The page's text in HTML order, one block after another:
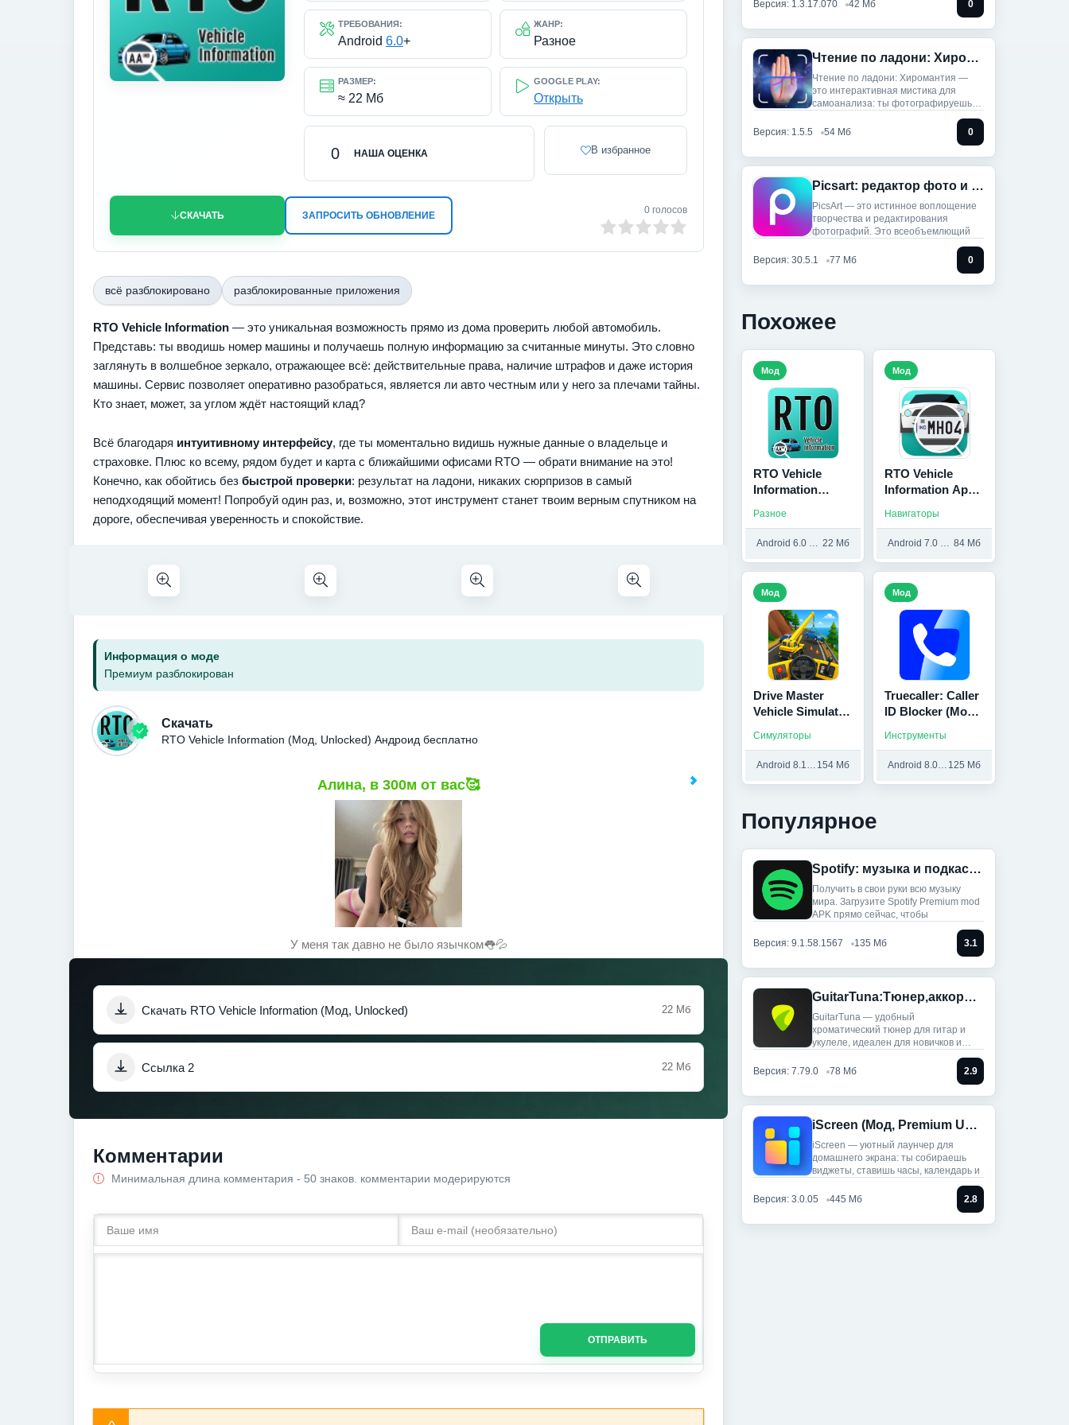
ТРЕБОВАНИЯ:
Android 6.0+
ЖАНР:
Разное
РАЗМЕР:
≈ 22 Мб
GOOGLE PLAY:
Открыть
НАША ОЦЕНКА
0 В избранное
СКАЧАТЬ ЗАПРОСИТЬ ОБНОВЛЕНИЕ 0 голосов
всё разблокировано разблокированные приложения
RTO Vehicle Information — это уникальная возможность прямо из дома проверить любой автомобиль.
Представь: ты вводишь номер машины и получаешь полную информацию за считанные минуты. Это словно
заглянуть в волшебное зеркало, отражающее всё: действительные права, наличие штрафов и даже история
машины. Сервис позволяет оперативно разобраться, является ли авто честным или у него за плечами тайны.
Кто знает, может, за углом ждёт настоящий клад?
Всё благодаря интуитивному интерфейсу, где ты моментально видишь нужные данные о владельце и
страховке. Плюс ко всему, рядом будет и карта с ближайшими офисами RTO — обрати внимание на это!
Конечно, как обойтись без быстрой проверки: результат на ладони, никаких сюрпризов в самый
неподходящий момент! Попробуй один раз, и, возможно, этот инструмент станет твоим верным спутником на
дороге, обеспечивая уверенность и спокойствие.
Информация о моде
Премиум разблокирован
Скачать
RTO Vehicle Information (Мод, Unlocked) Андроид бесплатно
Алина, в 300м от вас🥰
У меня так давно не было язычком👅💦
Скачать RTO Vehicle Information (Мод, Unlocked) 22 Мб
Ссылка 2 22 Мб
Комментарии
Минимальная длина комментария - 50 знаков. комментарии модерируются
ОТПРАВИТЬ
Версия: 1.3.17.070 42 Мб 0
Чтение по ладони: Хиромантия (Мод, Unlocked)
Чтение по ладони: Хиромантия —
это интерактивная мистика для
самоанализа: ты фотографируешь
Версия: 1.5.5
54 Мб 0
Picsart: редактор фото и видео (Мод, Unlocked)
PicsArt — это истинное воплощение
творчества и редактирования
фотографий. Это всеобъемлющий
Версия: 30.5.1 77 Мб 0
Похожее
RTO Vehicle
Information
Разное
Android 6.0 и выше 22 Мб
Мод
RTO Vehicle
Information App
рекламы)
Навигаторы
Android 7.0 и выше 84 Мб
Мод
Drive Master
Vehicle Simulator
рекламы)
Симуляторы
Android 8.1 и выше 154 Мб
Мод
Truecaller: Caller
ID Blocker (Мод,
Инструменты
Android 8.0 и выше 125 Мб
Мод
Популярное
Spotify: музыка и подкасты (Мод, Всё разблокировано)
Получить в свои руки всю музыку
мира. Загрузите Spotify Premium mod
APK прямо сейчас, чтобы
Версия: 9.1.58.1567 135 Мб 3.1
GuitarTuna:Тюнер,аккорды,песни (Мод, Premium Unlocked)
GuitarTuna — удобный
хроматический тюнер для гитар и
укулеле, идеален для новичков и
Версия: 7.79.0
78 Мб 2.9
iScreen (Мод, Premium Unlocked)
iScreen — уютный лаунчер для
домашнего экрана: ты собираешь
виджеты, ставишь часы, календарь и
Версия: 3.0.05 445 Мб 2.8